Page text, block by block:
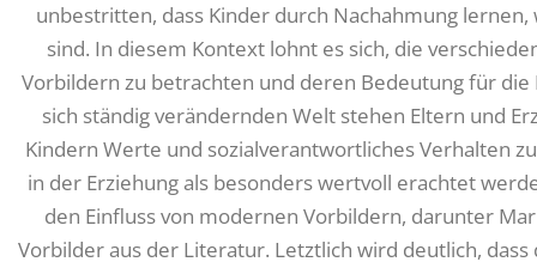
unbestritten, dass Kinder durch Nachahmung
sind. In diesem Kontext lohnt es sich, die
Vorbildern zu betrachten und deren Bedeutung für
sich ständig verändernden Welt stehen Eltern und
Kindern Werte und sozialverantwortliches Verhalten
in der Erziehung als besonders wertvoll erachtet
den Einfluss von modernen Vorbildern, darunter
Vorbilder aus der Literatur. Letztlich wird deutlich,